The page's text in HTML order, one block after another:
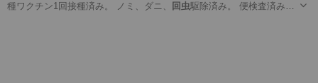
種ワクチン1回接種済み。 ノミ、ダニ、
回虫駆除済み。 便検査済み。